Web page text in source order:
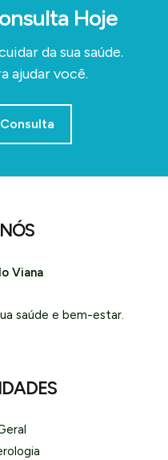
Hoje
da sua saúde.
ajudar você.
Viana
saúde e bem-estar.